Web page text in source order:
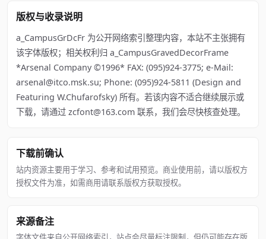
版权与收录说明
a_CampusGrDcFr 为公开网络索引整理内容，本站不主张拥有
该字体版权；相关权利归 a_CampusGravedDecorFrame
*Arsenal Company ©1996* FAX: (095)924-3775; e-Mail:
arsenal@itco.msk.su; Phone: (095)924-5811 (Design and
Featuring W.Chufarofsky) 所有。若该内容不适合继续展示或
下载，请通过 zcfont@163.com 联系，我们会尽快核查处理。
下载前确认
站内资源主要用于学习、参考和试用预览。商业使用前，请以版权方
授权文件为准，如需商用请联系版权方获取授权。
来源备注